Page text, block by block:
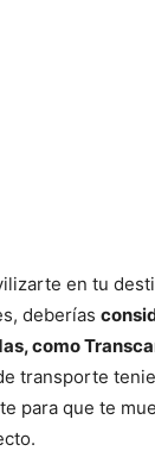
en tu
deberías
como
transporte
para que te